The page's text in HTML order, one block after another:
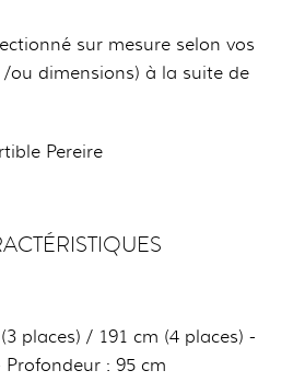
sur mesure selon vos
ou dimensions) à la suite de
Pereire
places) / 191 cm (4 places) -
: 95 cm